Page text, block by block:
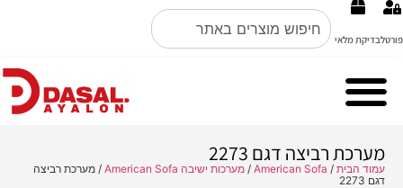
פורטלבדיקת מלאי
מערכת רביצה דגם 2273
עמוד הבית /
American Sofa
/ מערכות ישיבה American Sofa
/ מערכת רביצה
דגם 2273